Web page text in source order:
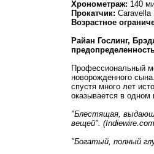
Хронометраж: 140
Прокатчик: Caravella
Возрастное
Райан Гослинг,
Профессиональный
новорожденного
спустя много лет
оказывается в одном
"Блестящая,
вещей".
"Богатый, полный